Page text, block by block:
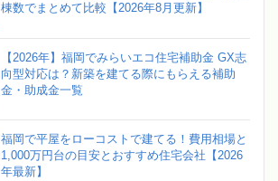
棟数でまとめて比較【2026年8月更新】
【2026年】福岡でみらいエコ住宅補助金 GX志
向型対応は？新築を建てる際にもらえる補助
金・助成金一覧
福岡で平屋をローコストで建てる！費用相場と
1,000万円台の目安とおすすめ住宅会社【2026
年最新】